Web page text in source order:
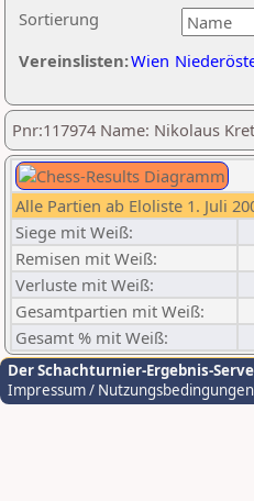
Sortierung
Vereinslisten:Wien
Pnr:117974 Name: Nikolaus
Alle Partien ab Eloliste 1. Juli
Siege mit Weiß:
Remisen mit Weiß:
Verluste mit Weiß:
Gesamtpartien mit Weiß:
Gesamt % mit Weiß:
Der Schachturnier-Ergebnis-
Impressum / Nutzungsbedingungen